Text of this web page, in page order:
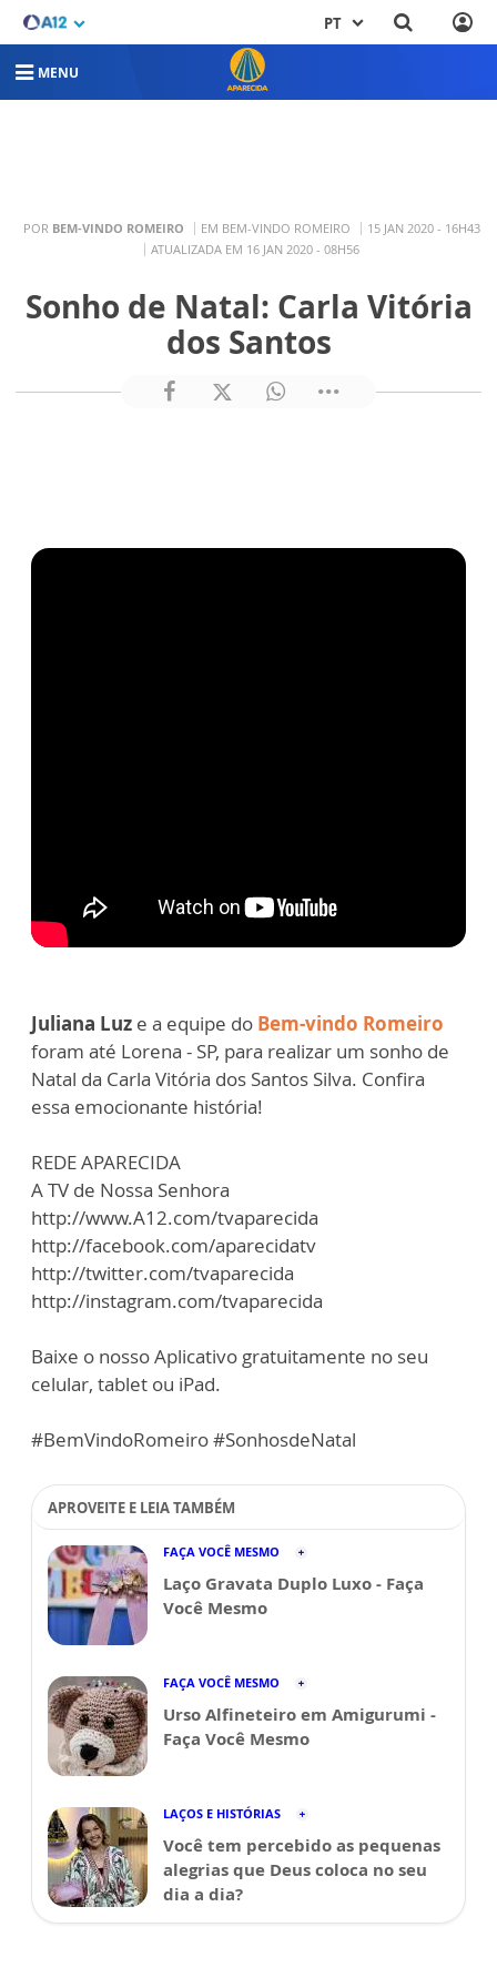
PT
MENU
POR BEM-VINDO ROMEIRO EM BEM-VINDO ROMEIRO
15 JAN 2020 - 16H43
ATUALIZADA EM 16 JAN 2020 - 08H56
Sonho de Natal: Carla Vitória
dos Santos
Juliana Luz e a equipe do Bem-vindo Romeiro
foram até Lorena - SP, para realizar um sonho de
Natal da Carla Vitória dos Santos Silva. Confira
essa emocionante história!
REDE APARECIDA
A TV de Nossa Senhora
http://www.A12.com/tvaparecida
http://facebook.com/aparecidatv
http://twitter.com/tvaparecida
http://instagram.com/tvaparecida
Baixe o nosso Aplicativo gratuitamente no seu
celular, tablet ou iPad.
#BemVindoRomeiro #SonhosdeNatal
APROVEITE E LEIA TAMBÉM
FAÇA VOCÊ MESMO
Laço Gravata Duplo Luxo - Faça
Você Mesmo
FAÇA VOCÊ MESMO
Urso Alfineteiro em Amigurumi -
Faça Você Mesmo
LAÇOS E HISTÓRIAS
Você tem percebido as pequenas
alegrias que Deus coloca no seu
dia a dia?